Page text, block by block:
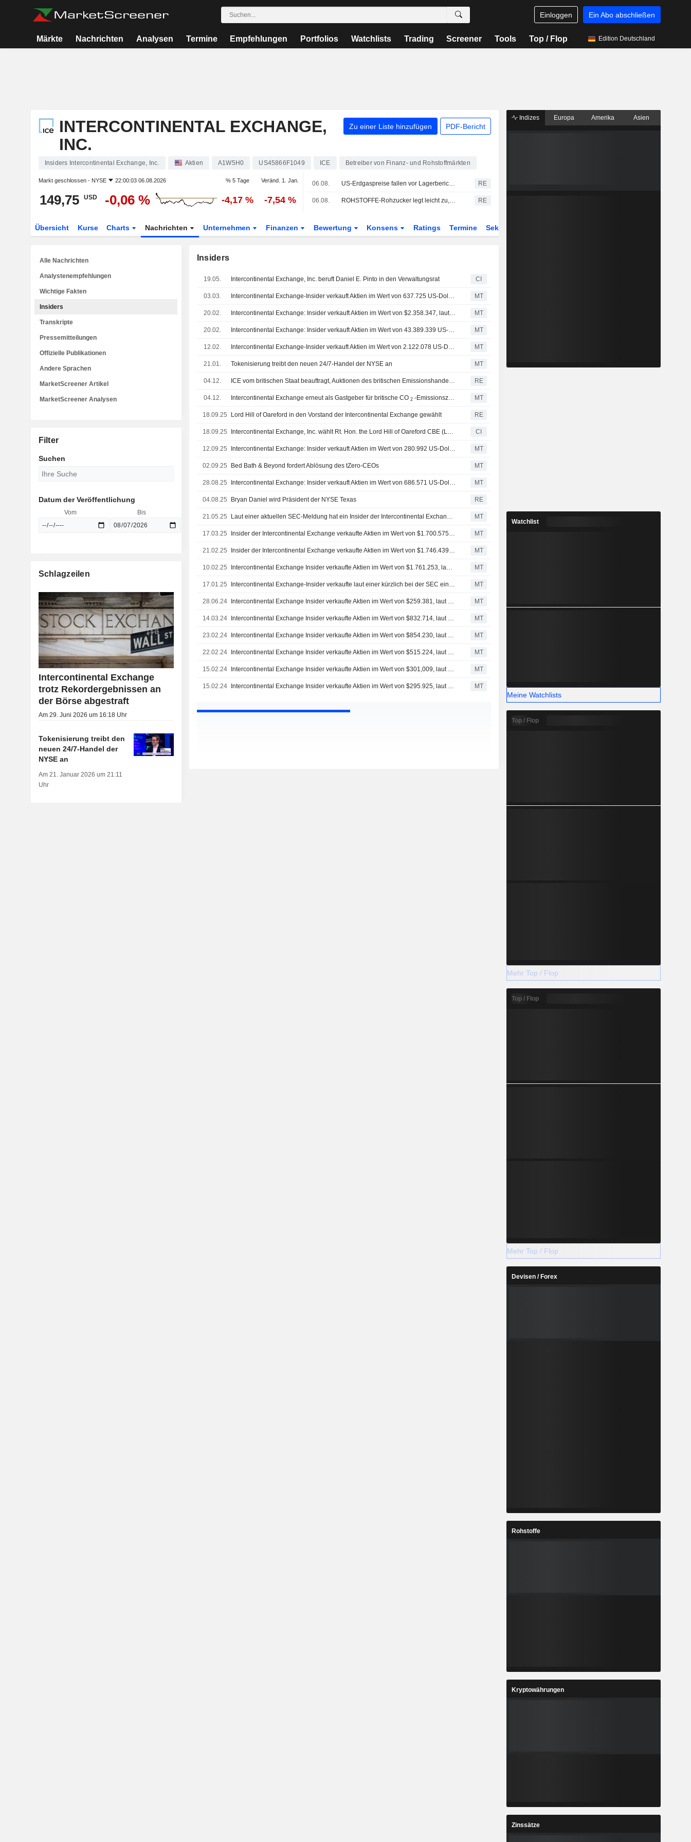
Einloggen Ein Abo abschließen
Märkte Nachrichten Analysen Termine Empfehlungen Portfolios Watchlists Trading Screener Tools Top / Flop Edition Deutschland
INTERCONTINENTAL EXCHANGE,
INC.
Zu einer Liste hinzufügen PDF-Bericht
Insiders Intercontinental Exchange, Inc. Aktien A1W5H0 US45866F1049 ICE Betreiber von Finanz- und Rohstoffmärkten
Markt geschlossen - NYSE 22:00:03 06.08.2026 % 5 Tage Veränd. 1. Jan.
149,75 USD -0,06 % -4,17 % -7,54 %
06.08. US-Erdgaspreise fallen vor Lagerbericht auf 14-Wochen-Tief RE
06.08. ROHSTOFFE-Rohzucker legt leicht zu, Kakao bricht deutlich ein RE
Übersicht Kurse Charts Nachrichten Unternehmen Finanzen Bewertung Konsens Ratings Termine Sektor
Insiders
19.05. Intercontinental Exchange, Inc. beruft Daniel E. Pinto in den Verwaltungsrat CI
03.03. Intercontinental Exchange-Insider verkauft Aktien im Wert von 637.725 US-Dollar, laut aktueller SEC-Meldung MT
20.02. Intercontinental Exchange: Insider verkauft Aktien im Wert von $2.358.347, laut aktueller SEC-Meldung MT
20.02. Intercontinental Exchange: Insider verkauft Aktien im Wert von 43.389.339 US-Dollar laut aktueller SEC-Meldung MT
12.02. Intercontinental Exchange-Insider verkauft Aktien im Wert von 2.122.078 US-Dollar laut aktueller SEC-Meldung MT
21.01. Tokenisierung treibt den neuen 24/7-Handel der NYSE an MT
04.12. ICE vom britischen Staat beauftragt, Auktionen des britischen Emissionshandelssystems bis 2028 auszurichten RE
04.12. Intercontinental Exchange erneut als Gastgeber für britische CO 2-Emissionszertifikate-Auktionen bestätigt MT
18.09.25 Lord Hill of Oareford in den Vorstand der Intercontinental Exchange gewählt RE
18.09.25 Intercontinental Exchange, Inc. wählt Rt. Hon. the Lord Hill of Oareford CBE (Lord Hill) zum neuen Direktor, Amtsantritt am 18. September 2025 CI
12.09.25 Intercontinental Exchange: Insider verkauft Aktien im Wert von 280.992 US-Dollar, laut aktueller SEC-Meldung MT
02.09.25 Bed Bath & Beyond fordert Ablösung des tZero-CEOs MT
28.08.25 Intercontinental Exchange: Insider verkauft Aktien im Wert von 686.571 US-Dollar MT
04.08.25 Bryan Daniel wird Präsident der NYSE Texas RE
21.05.25 Laut einer aktuellen SEC-Meldung hat ein Insider der Intercontinental Exchange Aktien im Wert von 275.811 US-Dollar verkauft. MT
17.03.25 Insider der Intercontinental Exchange verkaufte Aktien im Wert von $1.700.575, laut einer aktuellen SEC Einreichung MT
21.02.25 Insider der Intercontinental Exchange verkaufte Aktien im Wert von $1.746.439, laut einer aktuellen SEC Einreichung MT
10.02.25 Intercontinental Exchange Insider verkaufte Aktien im Wert von $1.761.253, laut einer aktuellen SEC Einreichung MT
17.01.25 Intercontinental Exchange-Insider verkaufte laut einer kürzlich bei der SEC eingereichten Meldung Aktien im Wert von 835.503 US-Dollar. MT
28.06.24 Intercontinental Exchange Insider verkaufte Aktien im Wert von $259.381, laut einer aktuellen SEC Einreichung MT
14.03.24 Intercontinental Exchange Insider verkaufte Aktien im Wert von $832.714, laut einer aktuellen SEC Einreichung MT
23.02.24 Intercontinental Exchange Insider verkaufte Aktien im Wert von $854.230, laut einer aktuellen SEC Einreichung MT
22.02.24 Intercontinental Exchange Insider verkaufte Aktien im Wert von $515.224, laut einer aktuellen SEC Einreichung MT
15.02.24 Intercontinental Exchange Insider verkaufte Aktien im Wert von $301,009, laut einer aktuellen SEC Einreichung MT
15.02.24 Intercontinental Exchange Insider verkaufte Aktien im Wert von $295.925, laut einer aktuellen SEC Einreichung MT
Alle Nachrichten
Analystenempfehlungen
Wichtige Fakten
Insiders
Transkripte
Pressemitteilungen
Offizielle Publikationen
Andere Sprachen
MarketScreener Artikel
MarketScreener Analysen
Filter
Suchen
Datum der Veröffentlichung
Vom Bis
Schlagzeilen
Intercontinental Exchange
trotz Rekordergebnissen an
der Börse abgestraft
Am 29. Juni 2026 um 16:18 Uhr
Tokenisierung treibt den
neuen 24/7-Handel der
NYSE an
Am 21. Januar 2026 um 21:11
Uhr
Indizes Europa Amerika Asien
Watchlist
Meine Watchlists
Top / Flop
Mehr Top / Flop
Top / Flop
Mehr Top / Flop
Devisen / Forex
Rohstoffe
Kryptowährungen
Zinssätze